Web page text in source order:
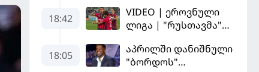
იქნება პსჟ-ს
ძირითადი მეკარე?
18:42
VIDEO | ეროვნული
ლიგა | "რუსთავმა"
დამსახურებულად
მოიგო, "ტორპედომ"
18:05
აპრილში დანიშნული
"ბორდოს"